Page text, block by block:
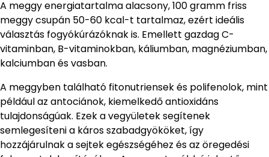
A meggy energiatartalma alacsony, 100 gramm friss
meggy csupán 50-60 kcal-t tartalmaz, ezért ideális
választás fogyókúrázóknak is. Emellett gazdag C-
vitaminban, B-vitaminokban, káliumban, magnéziumban,
kalciumban és vasban.
A meggyben található fitonutriensek és polifenolok, mint
például az antociánok, kiemelkedő antioxidáns
tulajdonságúak. Ezek a vegyületek segítenek
semlegesíteni a káros szabadgyököket, így
hozzájárulnak a sejtek egészségéhez és az öregedési